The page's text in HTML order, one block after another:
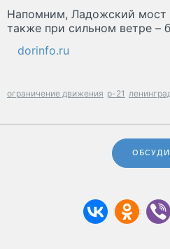
Напомним, Ладожский мост
также при сильном ветре –
dorinfo.ru
ограничение движения р-21